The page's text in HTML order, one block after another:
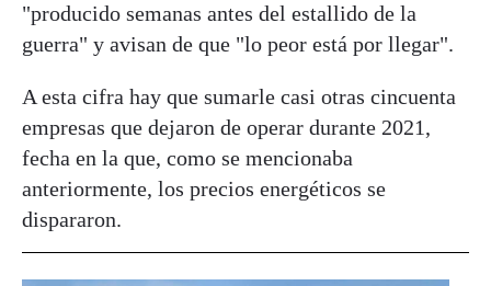
"producido semanas antes del estallido de la
guerra" y avisan de que "lo peor está por llegar".
A esta cifra hay que sumarle casi otras cincuenta
empresas que dejaron de operar durante 2021,
fecha en la que, como se mencionaba
anteriormente, los precios energéticos se
dispararon.